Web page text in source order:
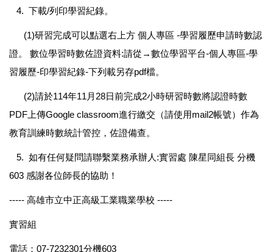
4. 下載/列印學習紀錄。
(1)研習完成可以點選右上方 個人專區 -學習履歷申請時數認
證。 數位學習時數佐證資料:請從→數位學習平台-個人專區-學
習履歷-印學習紀錄-下列載另存pdf檔。
(2)請於114年11月28日前完成2小時研習時數將認證時數
PDF上傳Google classroom進行繳交（請使用mail2帳號）作為
教育訓練時數統計管控，佐證備查。
5. 如有任何疑問請聯繫業務承辦人:實習處 陳星同組長 分機
603 感謝各位師長的協助！
----- 高雄市立中正高級工業職業學校 -----
實習組
電話：07-7232301分機603